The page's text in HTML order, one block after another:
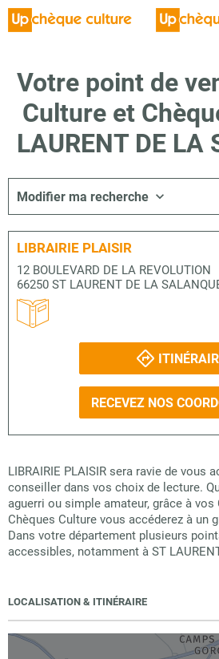
Votre point de
Culture et
LAURENT DE LA
Modifier ma recherche
LIBRAIRIE PLAISIR
12 BOULEVARD DE LA REVOLUTION
66250 ST LAURENT DE LA
RECEVEZ NOS
LIBRAIRIE PLAISIR sera ravie de vous
conseiller dans vos choix de lecture.
aguerri ou simple amateur, grâce à vos
Chèques Culture vous accéderez à un
Dans votre département plusieurs
accessibles, notamment à ST
LOCALISATION & ITINÉRAIRE